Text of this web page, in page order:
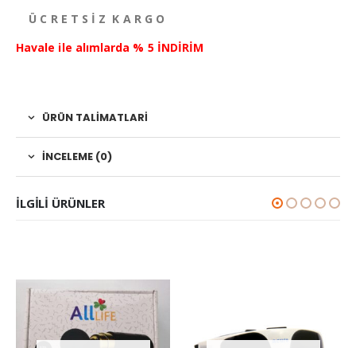
Ü C R E T S İ Z K A R G O
Havale ile alımlarda % 5 İNDİRİM
ÜRÜN TALIMATLARI
İNCELEME (0)
ILGILI ÜRÜNLER